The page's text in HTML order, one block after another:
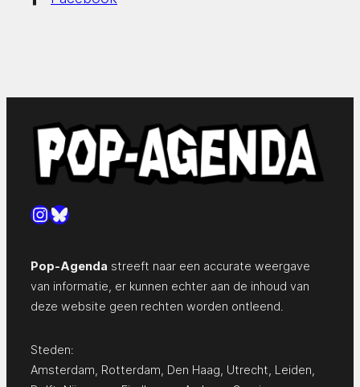
Instagram
Bluesky
Pop-Agenda streeft naar een accurate weergave
van informatie, er kunnen echter aan de inhoud van
deze website geen rechten worden ontleend.
Steden:
Amsterdam Rotterdam Den Haag Utrecht Leiden